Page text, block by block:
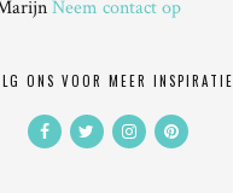
Neem contact op
ONS VOOR MEER INSPIRATIE